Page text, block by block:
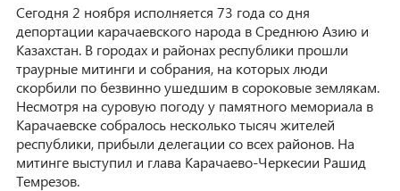
Сегодня 2 ноября исполняется 73 года со дня
депортации карачаевского народа в Среднюю Азию и
Казахстан. В городах и районах республики прошли
траурные митинги и собрания, на которых люди
скорбили по безвинно ушедшим в сороковые землякам.
Несмотря на суровую погоду у памятного мемориала в
Карачаевске собралось несколько тысяч жителей
республики, прибыли делегации со всех районов. На
митинге выступил и глава Карачаево-Черкесии Рашид
Темрезов.